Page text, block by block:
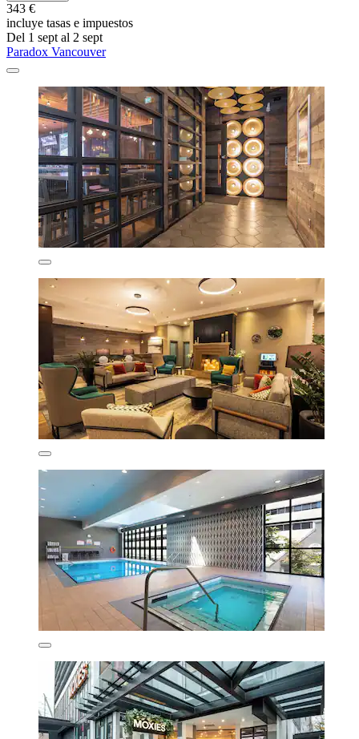
343 €
incluye tasas e impuestos
Del 1 sept al 2 sept
Paradox Vancouver